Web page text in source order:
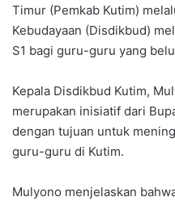
Timur (Pemkab Kutim)
Kebudayaan (Disdikbud)
S1 bagi guru-guru yang
Kepala Disdikbud Kutim,
merupakan inisiatif dari
dengan tujuan untuk
guru-guru di Kutim.
Mulyono menjelaskan